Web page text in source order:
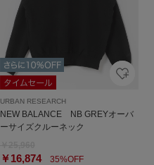
URBAN RESEARCH
NEW BALANCE NB GREYオーバ
ーサイズクルーネック
￥16,87435%OFF